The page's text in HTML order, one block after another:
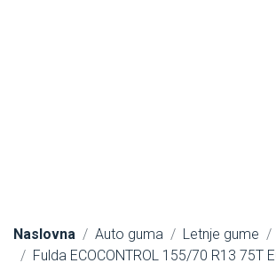
Naslovna Auto guma Letnje gume
Fulda ECOCONTROL 155/70 R13 75T